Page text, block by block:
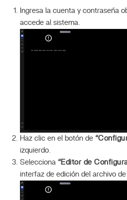
Ingresa la cuenta y contraseña
accede al sistema.
Haz clic en el botón de
izquierdo.
Selecciona “Editor de
interfaz de edición del archivo